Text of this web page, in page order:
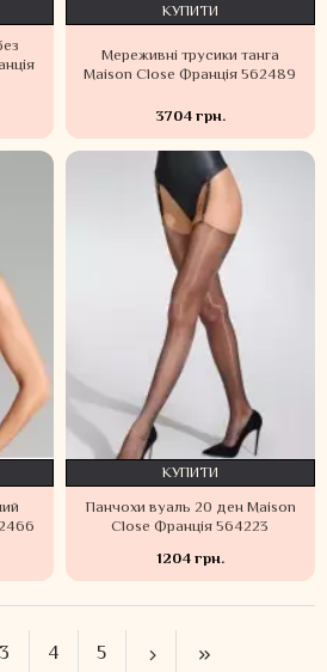
Мереживні трусики танга
Maison Close Франція 562489
3704 грн.
КУПИТИ
Панчохи вуаль 20 ден Maison
Close Франція 564223
1204 грн.
КУПИТИ
3 4
5